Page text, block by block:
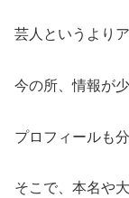
芸人というより
今の所、情報が
プロフィールも
そこで、本名や